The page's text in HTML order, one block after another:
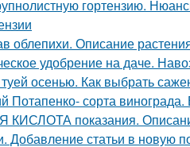
гортензию.
облепихи. Описание
удобрение на даче.
осенью. Как выбрать
Потапенко- сорта
КИСЛОТА показания.
Добавление статьи в новую